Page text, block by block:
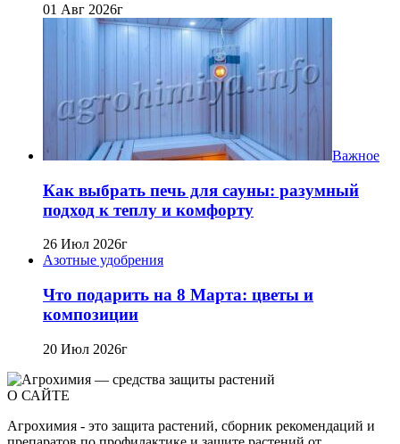
01 Авг 2026г
Важное
Как выбрать печь для сауны: разумный
подход к теплу и комфорту
26 Июл 2026г
Азотные удобрения
Что подарить на 8 Марта: цветы и
композиции
20 Июл 2026г
О САЙТЕ
Агрохимия - это защита растений, сборник рекомендаций и